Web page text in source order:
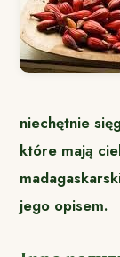
niechętnie
które mają
jego opisem.